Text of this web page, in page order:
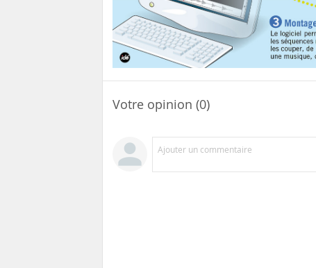
Votre opinion (0)
Ajouter un commentaire